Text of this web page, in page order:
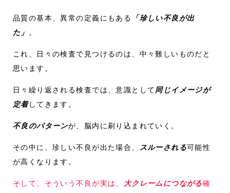
品質の基本、異常の定義にもある
「珍しい不良が出
た」
。
これ、日々の検査で見つけるのは、中々難しいものだと
思います。
日々繰り返される検査では、意識として同じイメージが
定着してきます。
不良のパターンが、脳内に刷り込まれていく。
その中に、珍しい不良が出た場合、 スルーされる可能性
が高くなります。
そして、そういう不良が実は、 大クレームにつながる確